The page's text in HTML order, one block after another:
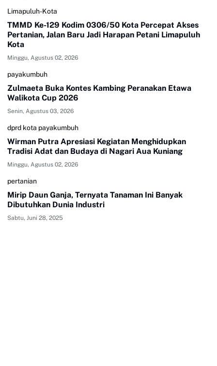
Limapuluh-Kota
TMMD Ke-129 Kodim 0306/50 Kota Percepat Akses
Pertanian, Jalan Baru Jadi Harapan Petani Limapuluh
Kota
Minggu, Agustus 02, 2026
payakumbuh
Zulmaeta Buka Kontes Kambing Peranakan Etawa
Walikota Cup 2026
Senin, Agustus 03, 2026
dprd kota payakumbuh
Wirman Putra Apresiasi Kegiatan Menghidupkan
Tradisi Adat dan Budaya di Nagari Aua Kuniang
Minggu, Agustus 02, 2026
pertanian
Mirip Daun Ganja, Ternyata Tanaman Ini Banyak
Dibutuhkan Dunia Industri
Sabtu, Juni 28, 2025